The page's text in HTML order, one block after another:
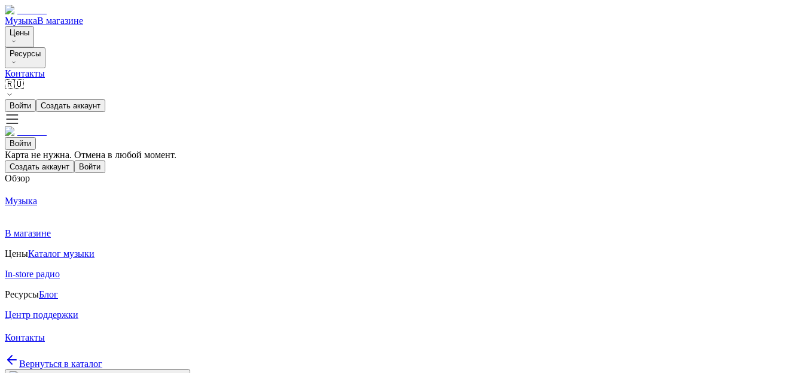
МузыкаВ магазине
Цены
Ресурсы
Контакты
🇷🇺
Войти Создать аккаунт
Войти
Карта не нужна. Отмена в любой момент.
Создать аккаунт Войти
Обзор
Музыка
В магазине
ЦеныКаталог музыки
In-store радио
РесурсыБлог
Центр поддержки
Контакты
Вернуться в каталог